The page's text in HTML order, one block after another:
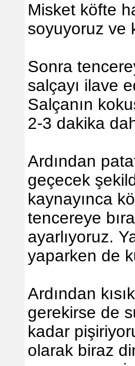
Misket köfte
soyuyoruz ve
Sonra
salçayı ilave
Salçanın
2-3 dakika
Ardından
geçecek
kaynayınca
tencereye
ayarlıyoruz.
yaparken de
Ardından
gerekirse de
kadar
olarak biraz